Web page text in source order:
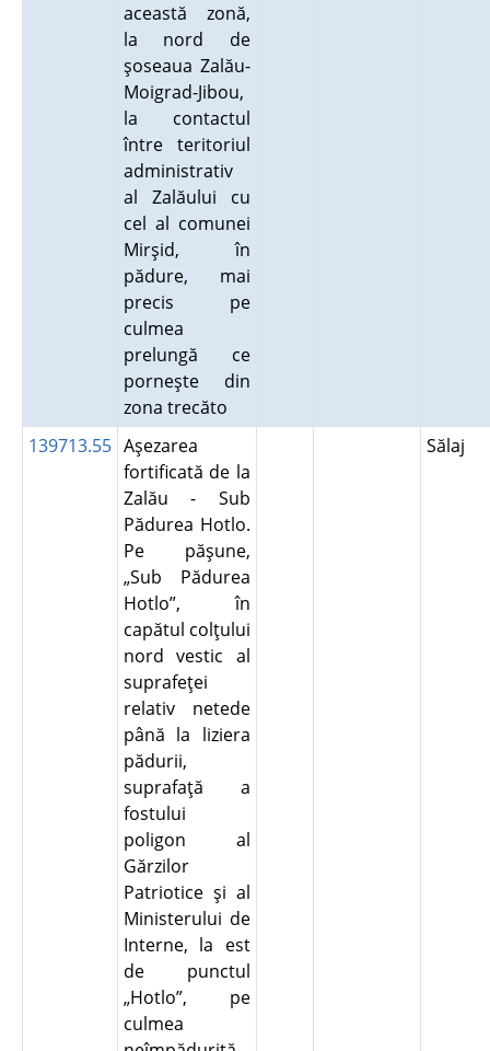
această zonă,
la nord de
şoseaua Zalău-
Moigrad-Jibou,
la contactul
între teritoriul
administrativ
al Zalăului cu
cel al comunei
Mirşid, în
pădure, mai
precis pe
culmea
prelungă ce
porneşte din
zona trecăto
139713.55 Aşezarea
fortificată de la
Zalău - Sub
Pădurea Hotlo.
Pe păşune,
„Sub Pădurea
Hotlo”, în
capătul colţului
nord vestic al
suprafeţei
relativ netede
până la liziera
pădurii,
suprafaţă a
fostului
poligon al
Gărzilor
Patriotice şi al
Ministerului de
Interne, la est
de punctul
„Hotlo”, pe
culmea
Sălaj